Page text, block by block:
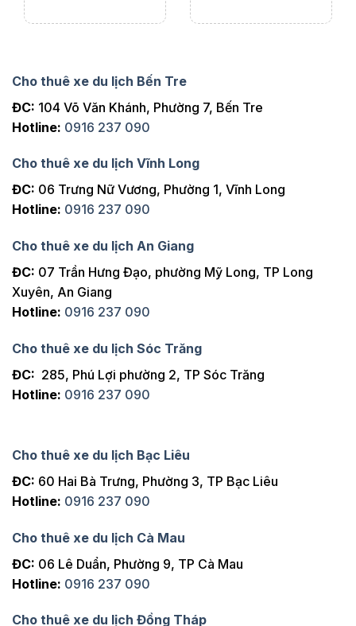
Cho thuê xe du lịch Bến Tre
ĐC: 104 Võ Văn Khánh, Phường 7, Bến Tre
Hotline: 0916 237 090
Cho thuê xe du lịch Vĩnh Long
ĐC: 06 Trưng Nữ Vương, Phường 1, Vĩnh Long
Hotline: 0916 237 090
Cho thuê xe du lịch An Giang
ĐC: 07 Trần Hưng Đạo, phường Mỹ Long, TP Long
Xuyên, An Giang
Hotline: 0916 237 090
Cho thuê xe du lịch Sóc Trăng
ĐC: 285, Phú Lợi phường 2, TP Sóc Trăng
Hotline: 0916 237 090
Cho thuê xe du lịch Bạc Liêu
ĐC: 60 Hai Bà Trưng, Phường 3, TP Bạc Liêu
Hotline: 0916 237 090
Cho thuê xe du lịch Cà Mau
ĐC: 06 Lê Duẩn, Phường 9, TP Cà Mau
Hotline: 0916 237 090
Cho thuê xe du lịch Đồng Tháp